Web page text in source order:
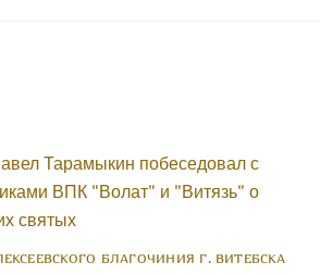
БЛАГОЧИНИЯ Г. ВИТЕБСКА